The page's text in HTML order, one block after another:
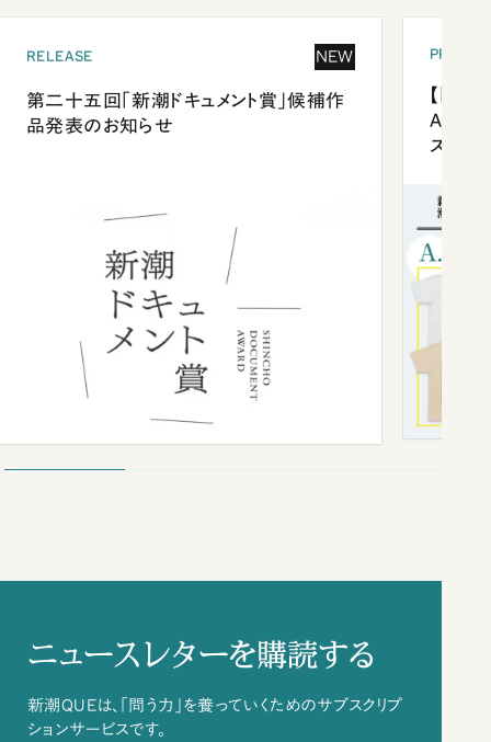
RELEASE NEW
第二十五回「新潮ドキュメント賞」候補作
品発表のお知らせ
【「新
ズプレ
ニュースレターを購読する
新潮QUEは、「問う力」を養っていくためのサブスクリプ
ションサービスです。